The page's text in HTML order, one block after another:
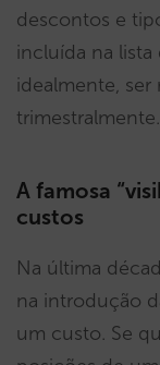
descontos e
incluída na lista
idealmente, ser
trimestralmente.
A famosa
custos
Na última
na introdução
um custo. Se